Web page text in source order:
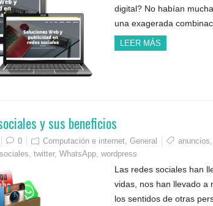
digital? No habían
una exagerada
LEER MÁS
y sus beneficios
0 Computación e internet, General anuncios,
, twitter, WhatsApp, wordpress
Las redes sociales han
vidas, nos han llevado a
los sentidos de otras